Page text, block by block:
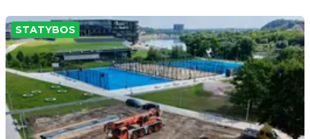
STATYBOS